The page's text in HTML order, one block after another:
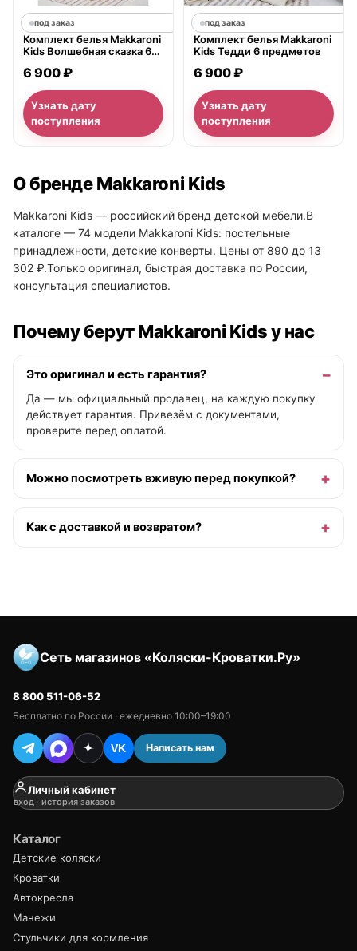
под заказ
Комплект белья Makkaroni
Kids Волшебная сказка 6
6 900 ₽
Узнать дату
поступления
под заказ
Комплект белья Makkaroni
Kids Тедди 6 предметов
6 900 ₽
Узнать дату
поступления
О бренде Makkaroni Kids
Makkaroni Kids — российский бренд детской мебели.В
каталоге — 74 модели Makkaroni Kids: постельные
принадлежности, детские конверты. Цены от 890 до 13
302 ₽.Только оригинал, быстрая доставка по России,
консультация специалистов.
Почему берут Makkaroni Kids у нас
Это оригинал и есть гарантия?
Да — мы официальный продавец, на каждую покупку
действует гарантия. Привезём с документами,
проверите перед оплатой.
Можно посмотреть вживую перед покупкой?
Как с доставкой и возвратом?
Сеть магазинов «Коляски-Кроватки.Ру»
8 800 511-06-52
Бесплатно по России · ежедневно 10:00–19:00
VK Написать нам
Личный кабинет
вход · история заказов
Каталог
Детские коляски
Кроватки
Автокресла
Манежи
Стульчики для кормления